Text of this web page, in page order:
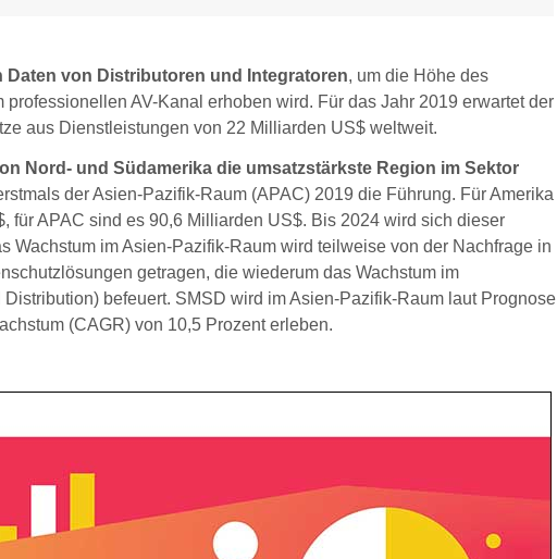
von Distributoren und Integratoren, um die Höhe des
AV-Kanal erhoben wird. Für das Jahr 2019 erwartet der
aus Dienstleistungen von 22 Milliarden US$ weltweit.
Nord- und Südamerika die umsatzstärkste Region im Sektor
der Asien-Pazifik-Raum (APAC) 2019 die Führung. Für Amerika
für APAC sind es 90,6 Milliarden US$. Bis 2024 wird sich dieser
Wachstum im Asien-Pazifik-Raum wird teilweise von der Nachfrage in
getragen, die wiederum das Wachstum im
befeuert. SMSD wird im Asien-Pazifik-Raum laut Prognose
(CAGR) von 10,5 Prozent erleben.